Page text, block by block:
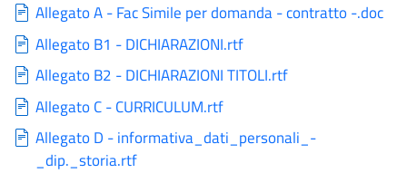
Allegato A - Fac Simile per domanda - contratto -.doc
Allegato B1 - DICHIARAZIONI.rtf
Allegato B2 - DICHIARAZIONI TITOLI.rtf
Allegato C - CURRICULUM.rtf
Allegato D - informativa_dati_personali_-
_dip._storia.rtf